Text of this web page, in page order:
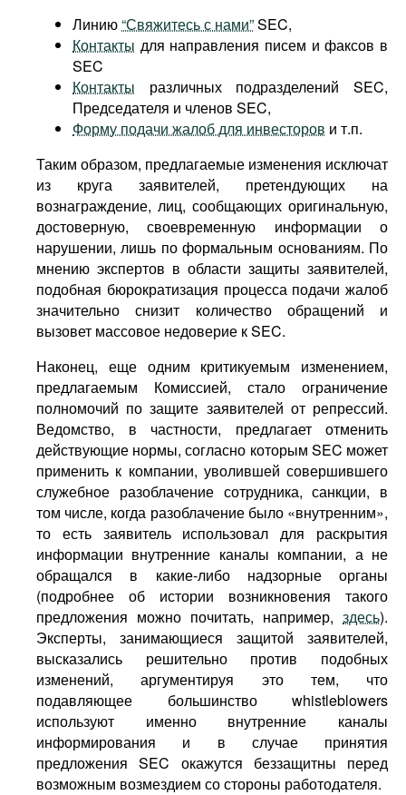
Линию“Свяжитесь с нами”SEC,
Контакты для направления писем и факсов в
SEC
Контакты различных подразделений SEC,
Председателя и членов SEC,
Форму подачи жалоб для инвесторов и т.п.
Таким образом, предлагаемые изменения исключат
из круга заявителей, претендующих на
вознаграждение, лиц, сообщающих оригинальную,
достоверную, своевременную информации о
нарушении, лишь по формальным основаниям. По
мнению экспертов в области защиты заявителей,
подобная бюрократизация процесса подачи жалоб
значительно снизит количество обращений и
вызовет массовое недоверие к SEC.
Наконец, еще одним критикуемым изменением,
предлагаемым Комиссией, стало ограничение
полномочий по защите заявителей от репрессий.
Ведомство, в частности, предлагает отменить
действующие нормы, согласно которым SEC может
применить к компании, уволившей совершившего
служебное разоблачение сотрудника, санкции, в
том числе, когда разоблачение было «внутренним»,
то есть заявитель использовал для раскрытия
информации внутренние каналы компании, а не
обращался в какие-либо надзорные органы
(подробнее об истории возникновения такого
предложения можно почитать, например, здесь).
Эксперты, занимающиеся защитой заявителей,
высказались решительно против подобных
изменений, аргументируя это тем, что
подавляющее большинство whistleblowers
используют именно внутренние каналы
информирования и в случае принятия
предложения SEC окажутся беззащитны перед
возможным возмездием со стороны работодателя.